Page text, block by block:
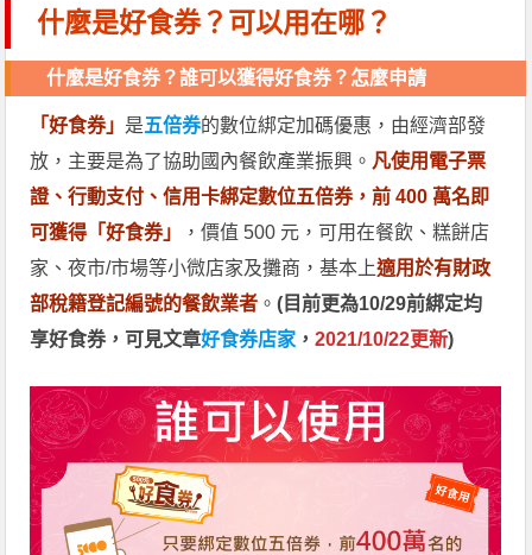
什麼是好食券？可以用在哪？
什麼是好食券？誰可以獲得好食券？怎麼申請
「好食券」 是五倍券的數位綁定加碼優惠，由經濟部發
放，主要是為了協助國內餐飲產業振興。 凡使用電子票
證、行動支付、信用卡綁定數位五倍券，前 400 萬名即
可獲得「好食券」
，價值 500 元，可用在餐飲、糕餅店
家、夜市/市場等小微店家及攤商，基本上適用於有財政
部稅籍登記編號的餐飲業者 。(目前更為10/29前綁定均
享好食券，可見文章好食券店家 ，2021/10/22更新)